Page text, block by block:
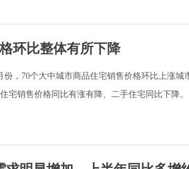
环比整体有所下降
份，70个大中城市商品住宅销售价格环比上涨
宅销售价格同比有涨有降、二手住宅同比下降。